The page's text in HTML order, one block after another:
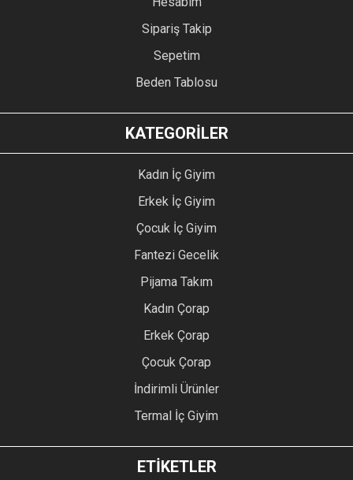
Sipariş Takip
Sepetim
Beden Tablosu
KATEGORİLER
Kadın İç Giyim
Erkek İç Giyim
Çocuk İç Giyim
Fantezi Gecelik
Pijama Takım
Kadın Çorap
Erkek Çorap
Çocuk Çorap
İndirimli Ürünler
Termal İç Giyim
ETİKETLER